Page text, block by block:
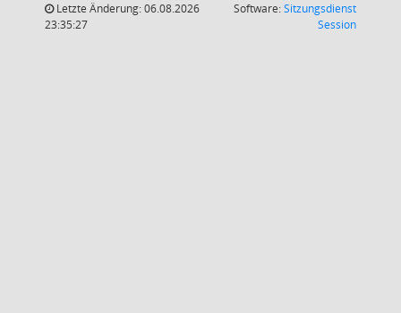
Letzte Änderung: 06.08.2026
23:35:27
Software:Sitzungsdienst
Session(Wird in